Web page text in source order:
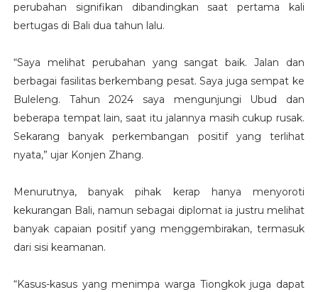
perubahan signifikan dibandingkan saat pertama kali
bertugas di Bali dua tahun lalu.
“Saya melihat perubahan yang sangat baik. Jalan dan
berbagai fasilitas berkembang pesat. Saya juga sempat ke
Buleleng. Tahun 2024 saya mengunjungi Ubud dan
beberapa tempat lain, saat itu jalannya masih cukup rusak.
Sekarang banyak perkembangan positif yang terlihat
nyata,” ujar Konjen Zhang.
Menurutnya, banyak pihak kerap hanya menyoroti
kekurangan Bali, namun sebagai diplomat ia justru melihat
banyak capaian positif yang menggembirakan, termasuk
dari sisi keamanan.
“Kasus-kasus yang menimpa warga Tiongkok juga dapat